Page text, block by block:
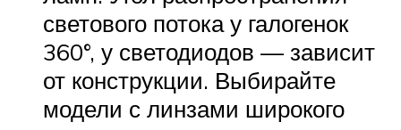
светового потока у галогенок
360°, у светодиодов — зависит
от конструкции. Выбирайте
модели с линзами широкого